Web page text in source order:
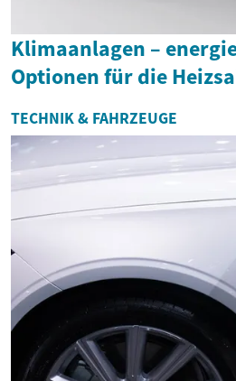
Klimaanlagen –
Optionen für die
TECHNIK & FAHRZEUGE